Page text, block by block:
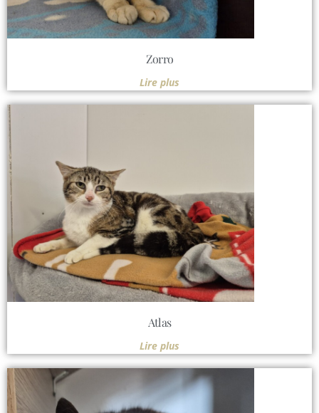
Zorro
Lire plus
Atlas
Lire plus